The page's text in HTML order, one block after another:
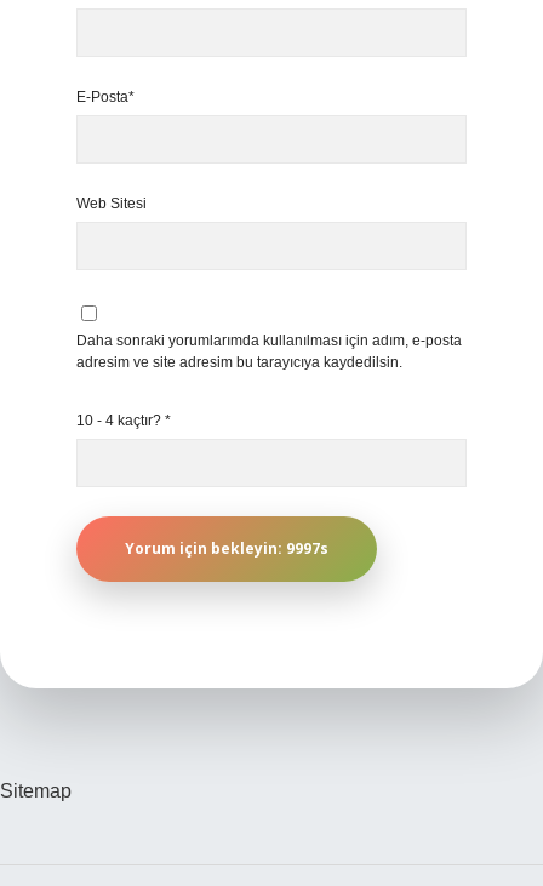
E-Posta*
Web Sitesi
Daha sonraki yorumlarımda kullanılması için adım, e-posta
adresim ve site adresim bu tarayıcıya kaydedilsin.
10 - 4 kaçtır? *
Sitemap